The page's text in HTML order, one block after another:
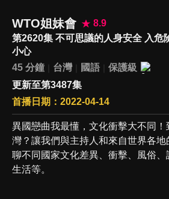
WTO姐妹會
8.9
第2620集 不可思議的人身安全 入危
小心
45 分鐘
台灣 國語
保護級
更新至第3487集
首播日期：2022-04-14
異國戀曲我最懂，文化衝擊大不同！
灣？讓我們與主持人和來自世界各
聊不同國家文化差異、衝擊、風俗
生活等。